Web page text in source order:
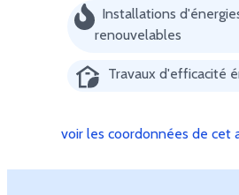
Installations
renouvelables
Travaux d'efficacité
voir les coordonnées de cet